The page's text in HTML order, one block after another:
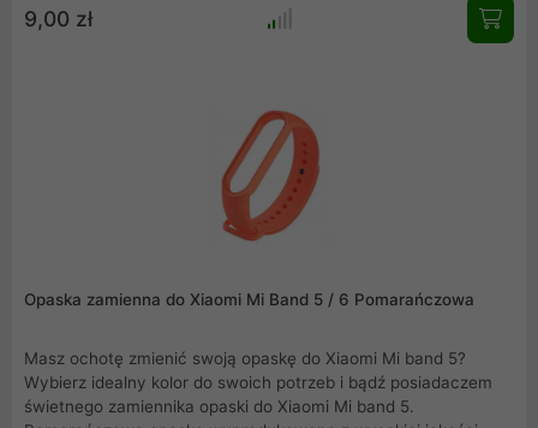
Elegancka, łatwa w montażu i idealnie dopasowana do Mi band
9,00 zł
Opaska zamienna do Xiaomi Mi Band 5 / 6 Pomarańczowa
Masz ochotę zmienić swoją opaskę do Xiaomi Mi band 5?
Wybierz idealny kolor do swoich potrzeb i bądź posiadaczem
świetnego zamiennika opaski do Xiaomi Mi band 5.